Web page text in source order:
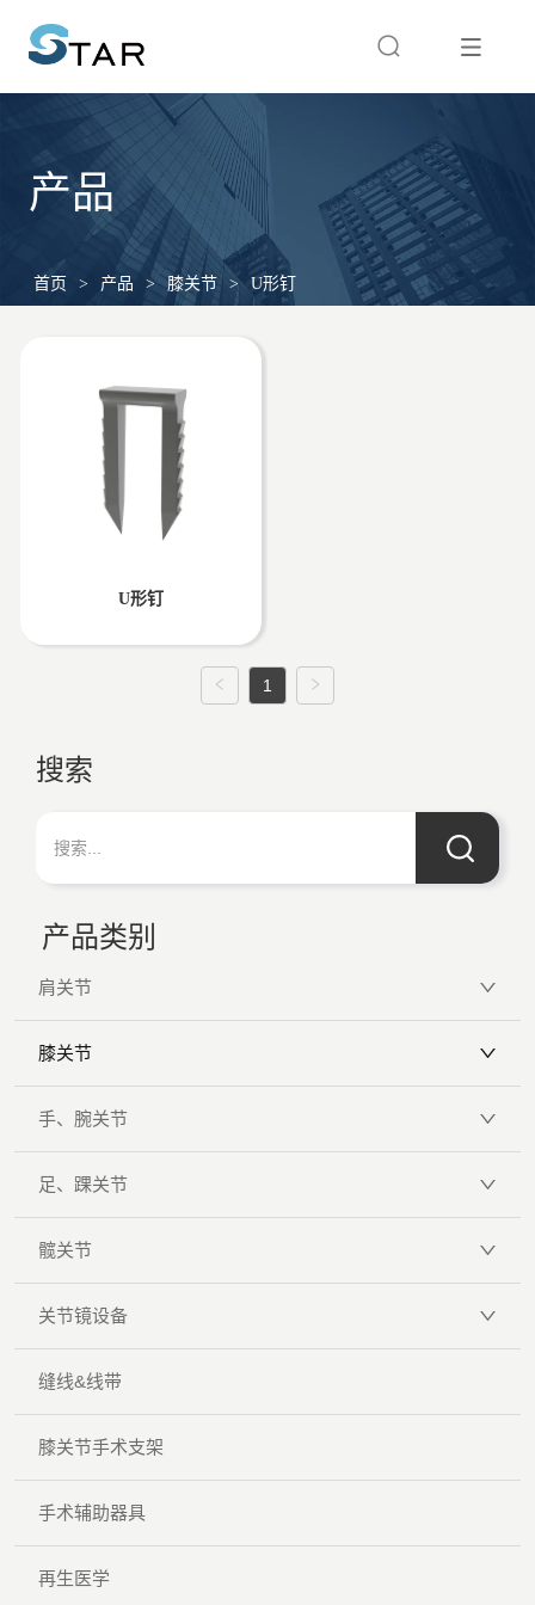
产品
首页 > 产品 > 膝关节 > U形钉
U形钉
1
搜索
产品类别
肩关节
膝关节
手、腕关节
足、踝关节
髋关节
关节镜设备
缝线&线带
膝关节手术支架
手术辅助器具
再生医学